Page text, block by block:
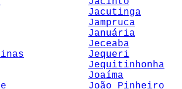
Jacutinga
Jampruca
Januária
Jeceaba
Jequeri
Jequitinhonha
Joaíma
João Pinheiro